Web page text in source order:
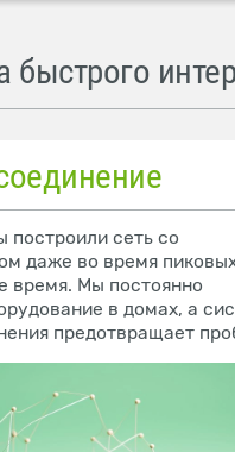
построили сеть со
даже во время
время. Мы постоянно
в домах, а
предотвращает